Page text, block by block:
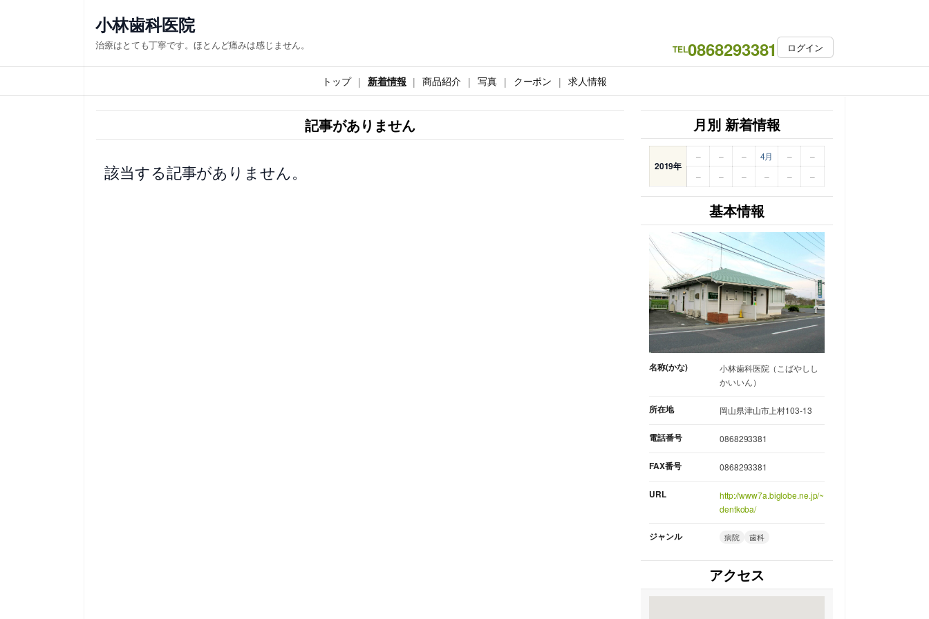
ス
キ
小林歯科医院
治療はとても丁寧です。ほとんど痛みは感じません。 TEL0868293381 ログイン
トップ 新着情報 商品紹介 写真 クーポン 求人情報
記事がありません
該当する記事がありません。
月別 新着情報
2019年
– – – 4月 –
–
–
– – – – –
基本情報
名称(かな)
小林歯科医院（こばやしし
かいいん）
所在地 岡山県津山市上村103-13
電話番号 0868293381
FAX番号 0868293381
URL
http://www7a.biglobe.ne.jp/~
dentkoba/
ジャンル 病院 歯科
アクセス